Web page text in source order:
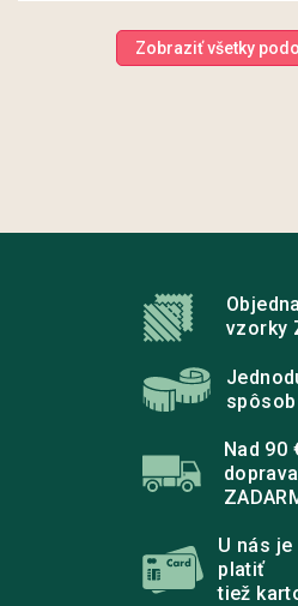
Zobraziť všetky
vzorky
Nad 90
doprava
U nás je
platiť
tiež